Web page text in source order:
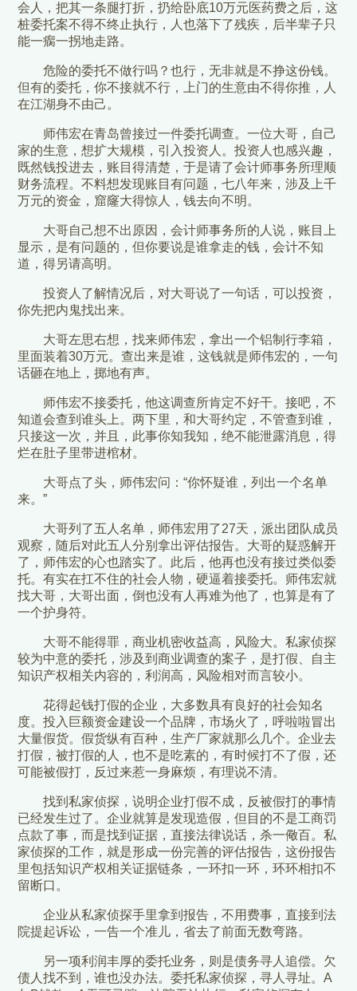
会人，把其一条腿打折，扔给卧底10万元医药费之后，这
桩委托案不得不终止执行，人也落下了残疾，后半辈子只
能一瘸一拐地走路。
危险的委托不做行吗？也行，无非就是不挣这份钱。
但有的委托，你不接就不行，上门的生意由不得你推，人
在江湖身不由己。
师伟宏在青岛曾接过一件委托调查。一位大哥，自己
家的生意，想扩大规模，引入投资人。投资人也感兴趣，
既然钱投进去，账目得清楚，于是请了会计师事务所理顺
财务流程。不料想发现账目有问题，七八年来，涉及上千
万元的资金，窟窿大得惊人，钱去向不明。
大哥自己想不出原因，会计师事务所的人说，账目上
显示，是有问题的，但你要说是谁拿走的钱，会计不知
道，得另请高明。
投资人了解情况后，对大哥说了一句话，可以投资，
你先把内鬼找出来。
大哥左思右想，找来师伟宏，拿出一个铝制行李箱，
里面装着30万元。查出来是谁，这钱就是师伟宏的，一句
话砸在地上，掷地有声。
师伟宏不接委托，他这调查所肯定不好干。接吧，不
知道会查到谁头上。两下里，和大哥约定，不管查到谁，
只接这一次，并且，此事你知我知，绝不能泄露消息，得
烂在肚子里带进棺材。
大哥点了头，师伟宏问：“你怀疑谁，列出一个名单
来。”
大哥列了五人名单，师伟宏用了27天，派出团队成员
观察，随后对此五人分别拿出评估报告。大哥的疑惑解开
了，师伟宏的心也踏实了。此后，他再也没有接过类似委
托。有实在扛不住的社会人物，硬逼着接委托。师伟宏就
找大哥，大哥出面，倒也没有人再难为他了，也算是有了
一个护身符。
大哥不能得罪，商业机密收益高，风险大。私家侦探
较为中意的委托，涉及到商业调查的案子，是打假、自主
知识产权相关内容的，利润高，风险相对而言较小。
花得起钱打假的企业，大多数具有良好的社会知名
度。投入巨额资金建设一个品牌，市场火了，呼啦啦冒出
大量假货。假货纵有百种，生产厂家就那么几个。企业去
打假，被打假的人，也不是吃素的，有时候打不了假，还
可能被假打，反过来惹一身麻烦，有理说不清。
找到私家侦探，说明企业打假不成，反被假打的事情
已经发生过了。企业就算是发现造假，但目的不是工商罚
点款了事，而是找到证据，直接法律说话，杀一儆百。私
家侦探的工作，就是形成一份完善的评估报告，这份报告
里包括知识产权相关证据链条，一环扣一环，环环相扣不
留断口。
企业从私家侦探手里拿到报告，不用费事，直接到法
院提起诉讼，一告一个准儿，省去了前面无数弯路。
另一项利润丰厚的委托业务，则是债务寻人追偿。欠
债人找不到，谁也没办法。委托私家侦探，寻人寻址。A